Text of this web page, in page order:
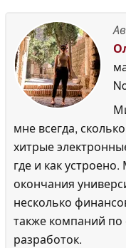
мне всегда,
хитрые
где и как
окончания
несколько
также компаний
разработок.